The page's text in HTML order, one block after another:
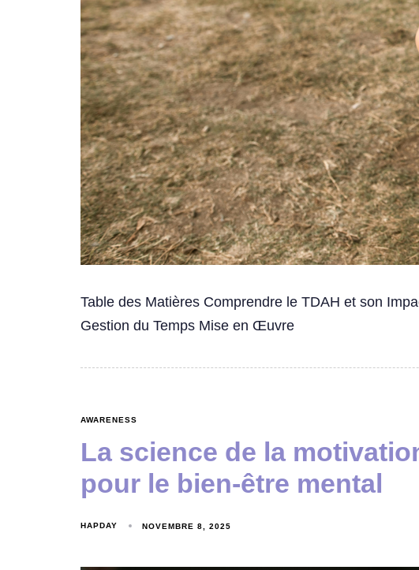
Table des Matières Comprendre le TDAH et son
Gestion du Temps Mise en Œuvre
AWARENESS
La science de la
pour le bien-être mental
HAPDAY NOVEMBRE 8, 2025